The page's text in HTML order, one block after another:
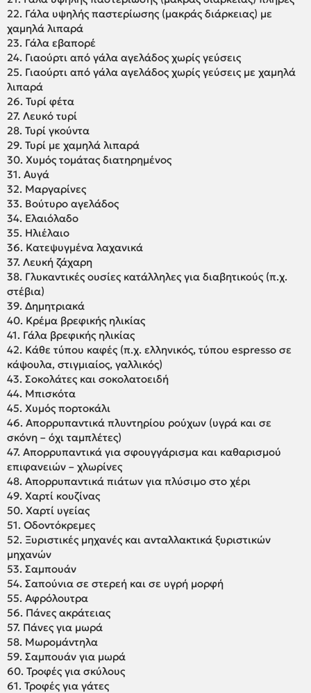
22. Γάλα υψηλής παστερίωσης (μακράς διάρκειας) με
χαμηλά λιπαρά
23. Γάλα εβαπορέ
24. Γιαούρτι από γάλα αγελάδος χωρίς γεύσεις
25. Γιαούρτι από γάλα αγελάδος χωρίς γεύσεις με χαμηλά
λιπαρά
26. Τυρί φέτα
27. Λευκό τυρί
28. Τυρί γκούντα
29. Τυρί με χαμηλά λιπαρά
30. Χυμός τομάτας διατηρημένος
31. Αυγά
32. Μαργαρίνες
33. Βούτυρο αγελάδος
34. Ελαιόλαδο
35. Ηλιέλαιο
36. Κατεψυγμένα λαχανικά
37. Λευκή ζάχαρη
38. Γλυκαντικές ουσίες κατάλληλες για διαβητικούς (π.χ.
στέβια)
39. Δημητριακά
40. Κρέμα βρεφικής ηλικίας
41. Γάλα βρεφικής ηλικίας
42. Κάθε τύπου καφές (π.χ. ελληνικός, τύπου espresso σε
κάψουλα, στιγμιαίος, γαλλικός)
43. Σοκολάτες και σοκολατοειδή
44. Μπισκότα
45. Χυμός πορτοκάλι
46. Απορρυπαντικά πλυντηρίου ρούχων (υγρά και σε
σκόνη – όχι ταμπλέτες)
47. Απορρυπαντικά για σφουγγάρισμα και καθαρισμού
επιφανειών – χλωρίνες
48. Απορρυπαντικά πιάτων για πλύσιμο στο χέρι
49. Χαρτί κουζίνας
50. Χαρτί υγείας
51. Οδοντόκρεμες
52. Ξυριστικές μηχανές και ανταλλακτικά ξυριστικών
μηχανών
53. Σαμπουάν
54. Σαπούνια σε στερεή και σε υγρή μορφή
55. Αφρόλουτρα
56. Πάνες ακράτειας
57. Πάνες για μωρά
58. Μωρομάντηλα
59. Σαμπουάν για μωρά
60. Τροφές για σκύλους
61. Τροφές για γάτες